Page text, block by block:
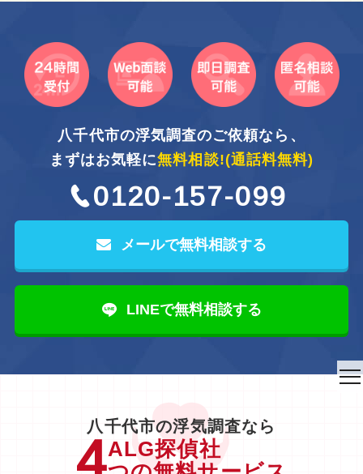
八千代市の浮気調査のご依頼なら、
まずはお気軽に無料相談!(通話料無料)
0120-157-099
メールで無料相談する
LINEで無料相談する
八千代市の浮気調査なら
ALG探偵社